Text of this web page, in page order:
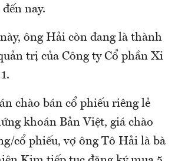
nay.
ông Hải còn đang là thành
trị của Công ty Cổ phần Xi
chào bán cổ phiếu riêng lẻ
khoán Bản Việt, giá chào
cổ phiếu, vợ ông Tô Hải là bà